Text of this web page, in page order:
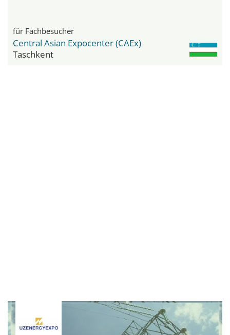
für Fachbesucher
Central Asian Expocenter (CAEx)
Taschkent